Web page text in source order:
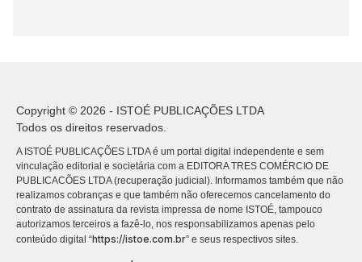
Copyright © 2026 - ISTOÉ PUBLICAÇÕES LTDA
Todos os direitos reservados.
A ISTOÉ PUBLICAÇÕES LTDA é um portal digital independente e sem
vinculação editorial e societária com a EDITORA TRES COMÉRCIO DE
PUBLICACÕES LTDA (recuperação judicial). Informamos também que não
realizamos cobranças e que também não oferecemos cancelamento do
contrato de assinatura da revista impressa de nome ISTOÉ, tampouco
autorizamos terceiros a fazê-lo, nos responsabilizamos apenas pelo
conteúdo digital “https://istoe.com.br” e seus respectivos sites.